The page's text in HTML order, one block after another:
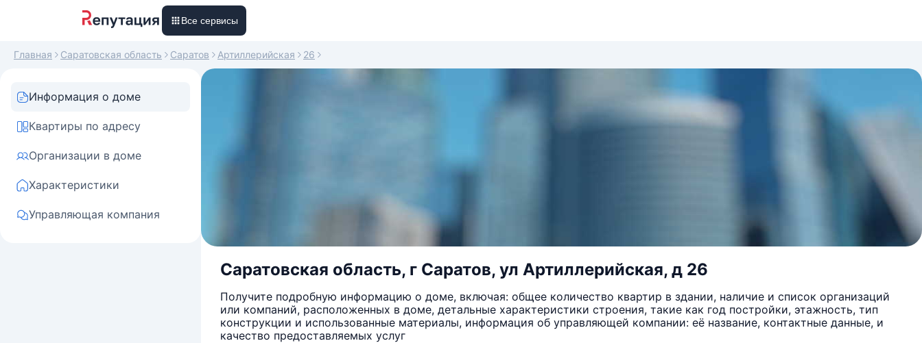
Все сервисы
Главная Саратовская область Саратов Артиллерийская 26
Информация о доме
Квартиры по адресу
Организации в доме
Характеристики
Управляющая компания
Саратовская область, г Саратов, ул Артиллерийская, д 26
Получите подробную информацию о доме, включая: общее количество квартир в здании, наличие и список организаций
или компаний, расположенных в доме, детальные характеристики строения, такие как год постройки, этажность, тип
конструкции и использованные материалы, информация об управляющей компании: её название, контактные данные, и
качество предоставляемых услуг